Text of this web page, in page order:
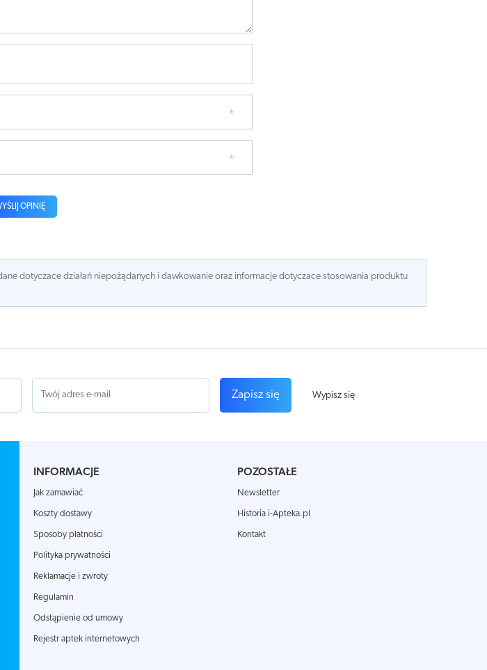
OPINIĘ
dotyczace działań niepożądanych i dawkowanie oraz informacje dotyczace stosowania produktu
Zapisz się Wypisz się
INFORMACJE
Jak zamawiać
Koszty dostawy
Sposoby płatności
Polityka prywatności
Reklamacje i zwroty
Regulamin
Odstąpienie od umowy
Rejestr aptek internetowych
POZOSTAŁE
Newsletter
Historia i-Apteka.pl
Kontakt